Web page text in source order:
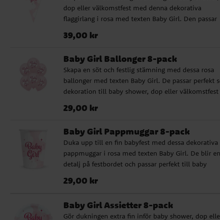
mjuk och genomtänkt festmiljö. ✔️ Storlek: 46 cm ✔️
Kan fyllas med helium eller luft ✔️ Självslutande
dop eller välkomstfest med denna dekorativa
flaggirlang i rosa med texten Baby Girl. Den passar
en större dekoration. Flaggirlangen är enkel att
genomtänkt känsla i rummet. ✔️ Längd: 10 meter ✔️
Flaggor i storlek 20 x 30 cm ✔️ Tillverkad av plast
Pris :39,00 kr
39,00 kr
Baby Girl Ballonger 8-pack
Skapa en söt och festlig stämning med dessa rosa
ballonger med texten Baby Girl. De passar perfekt
dekoration till baby shower, dop eller välkomstfest
genomtänkt babydukning. Ballongerna passar lika
festdekoration och hjälper dig snabbt att lyfta
rummet. De blir ca 30 cm stora uppblåsta, och vi
rekommenderar att en ballongpump används för
enklare uppblåsning. ✔️ Innehåller 8 ballonger ✔️
Storlek: ca 30 cm uppblåsta ✔️ Vi rekommenderar
Pris :29,00 kr
29,00 kr
Baby Girl Pappmuggar 8-pack
Duka upp till en fin babyfest med dessa dekorativa
pappmuggar i rosa med texten Baby Girl. De blir
detalj på festbordet och passar perfekt till baby
till olika drycker och hjälper dig att skapa en enhetlig
och miljövänligt papper, vilket gör dem till ett fint
Pris :29,00 kr
29,00 kr
Baby Girl Assietter 8-pack
Gör dukningen extra fin inför baby shower, dop